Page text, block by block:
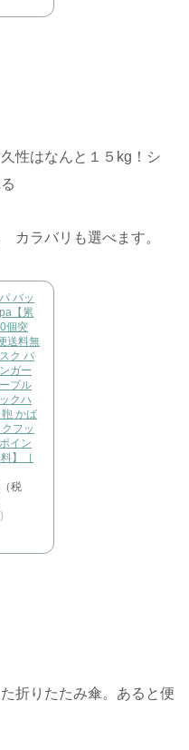
性はなんと１５kg！シ
カラバリも選べます。
バッ
【累
個突
送料無
ク バ
ガー
ブル
クハ
かば
フッ
イン
】［
税
折りたたみ傘。あると便